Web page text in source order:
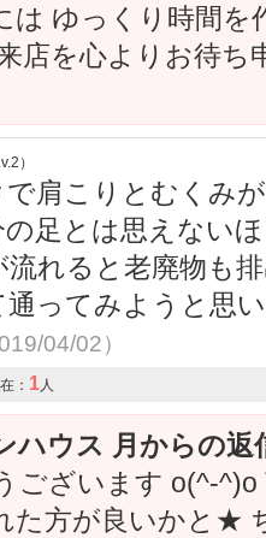
は ゆっくり時間
店を心よりお待ち
）
で肩こりとむくみ
足とは思えない
流れると老廃物も
通ってみようと思
04/02）
： 1人
ハウス 月からの返
ございます o(^-
た方が良いかと★